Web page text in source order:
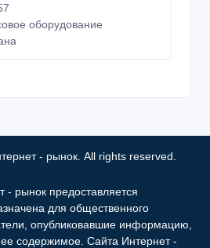
оборудование
- рынок. All rights reserved.
рынок предоставляется
для общественного
опубликовавшие информацию,
ее содержимое. Сайта Интернет -